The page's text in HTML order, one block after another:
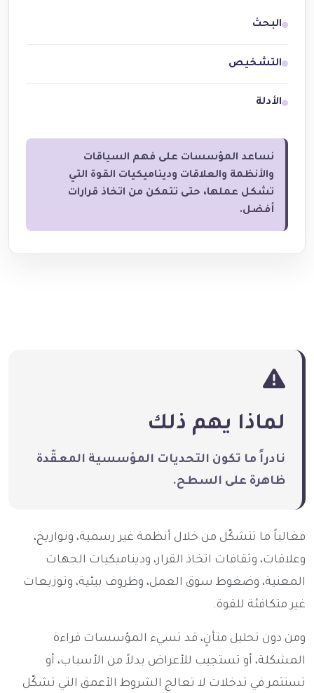
البحث
التشخيص
الأدلة
نساعد المؤسسات على فهم السياقات
والأنظمة والعلاقات وديناميكيات القوة التي
تشكل عملها، حتى تتمكن من اتخاذ قرارات
أفضل.
لماذا يهم ذلك
نادراً ما تكون التحديات المؤسسية المعقّدة
ظاهرة على السطح.
فغالباً ما تتشكّل من خلال أنظمة غير رسمية، وتواريخ،
وعلاقات، وثقافات اتخاذ القرار، وديناميكيات الجهات
المعنية، وضغوط سوق العمل، وظروف بيئية، وتوزيعات
غير متكافئة للقوة.
ومن دون تحليل متأنٍ، قد تسيء المؤسسات قراءة
المشكلة، أو تستجيب للأعراض بدلاً من الأسباب، أو
تستثمر في تدخلات لا تعالج الشروط الأعمق التي تشكّل